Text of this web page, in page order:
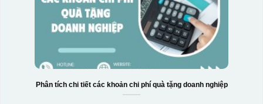
Phân tích chi tiết các khoản chi phí quà tặng doanh nghiệp